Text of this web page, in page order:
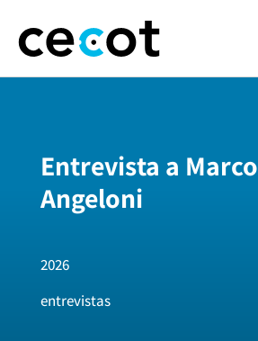
Entrevista a Marco
Angeloni
2026
entrevistas